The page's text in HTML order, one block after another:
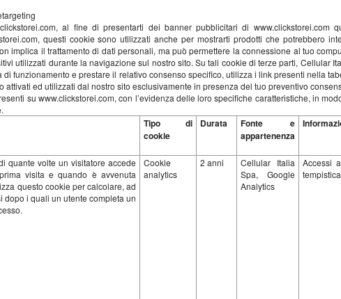
al fine di presentarti dei banner pubblicitari di
questi cookie sono utilizzati anche per mostrarti prodotti che potrebbero
implica il trattamento di dati personali, ma può permettere la connessione al tuo
utilizzati durante la navigazione sul nostro sito. Su tali cookie di terze parti, Cellular
funzionamento e prestare il relativo consenso specifico, utilizza i link presenti nella
ed utilizzati dal nostro sito esclusivamente in presenza del tuo preventivo
su www.clickstorei.com, con l’evidenza delle loro specifiche caratteristiche, in
Tipo di
cookie
Durata
Fonte e
appartenenza
quante volte un visitatore accede
visita e quando è avvenuta
questo cookie per calcolare, ad
dopo i quali un utente completa un
Cookie
analytics
2 anni
Cellular Italia
Spa, Google
Analytics
Accessi